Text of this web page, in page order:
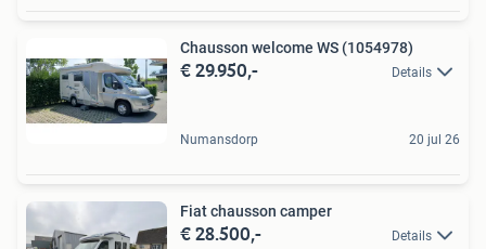
Chausson welcome WS (1054978)
€ 29.950,- Details
Numansdorp 20 jul 26
Fiat chausson camper
€ 28.500,- Details